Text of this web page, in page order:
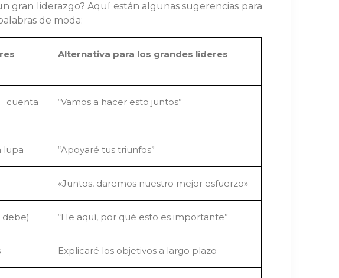
gran liderazgo? Aquí están algunas sugerencias para
de moda:
Alternativa para los grandes líderes
cuenta
“Vamos a hacer esto juntos”
lupa “Apoyaré tus triunfos”
«Juntos, daremos nuestro mejor esfuerzo»
debe) “He aquí, por qué esto es importante”
Explicaré los objetivos a largo plazo